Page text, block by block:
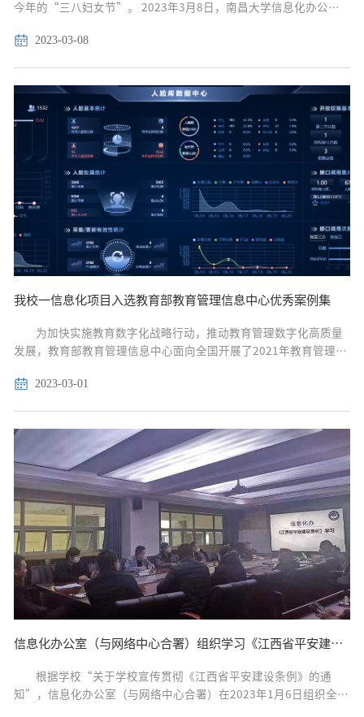
今年的“三八妇女节”。 2023年3月8日，南昌大学信息化办公室
动，并为近期过生日的教师集体庆祝生日，...
2023-03-08
我校一信息化项目入选教育部教育管理信息中心优秀案例集
为加快实施教育数字化战略行动，推动教育管理数字化高质量
发展，教育部教育管理信息中心面向全国开展了2021年教育管理信
理信息化应用优秀案例集》，我校信息化办公室（...
2023-03-01
信息化办公室（与网络中心合署）组织学习《江西省平安建设条例》
根据学校“关于学校宣传贯彻《江西省平安建设条例》的通
知”，信息化办公室（与网络中心合署）在2023年1月6日组织全体